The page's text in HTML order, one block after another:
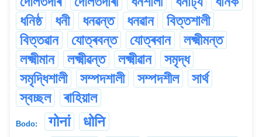
ধনিষ্ঠ
ধনী ধনৱন্ত ধনৱান
বিত্তশালী
বিত্তৱান
যোত্ৰবন্ত যোত্ৰবান
লক্ষ্মীমন্ত
লক্ষ্মীমান
লক্ষ্মীৱন্ত লক্ষ্মীৱান
সমৃদ্ধ
সমৃদ্ধিশালী
সম্পদশালী সম্পদশীল
সাৰ্থ
স্বচ্ছল
ৰাহিয়াল
Bodo: गोनां धोनि